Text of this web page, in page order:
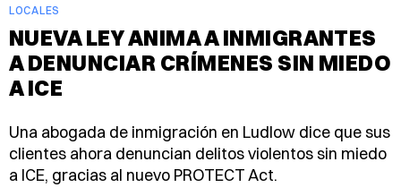
LOCALES
NUEVA LEY ANIMA A INMIGRANTES
A DENUNCIAR CRÍMENES SIN MIEDO
A ICE
Una abogada de inmigración en Ludlow dice que sus
clientes ahora denuncian delitos violentos sin miedo
a ICE, gracias al nuevo PROTECT Act.